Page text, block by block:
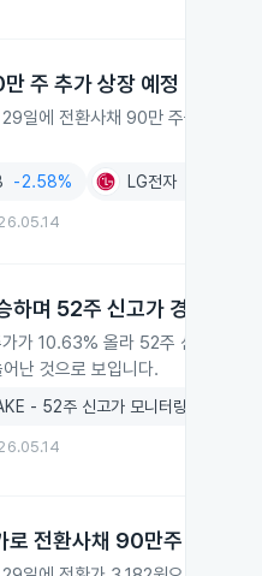
주 추가 상장 예정
일에 전환사채 90만 주를 추가
-2.58% LG전자
며 52주 신고가 경신
가 10.63% 올라 52주 신고가를
난 것으로 보입니다.
- 52주 신고가 모니터링
전환사채 90만주 추가 상